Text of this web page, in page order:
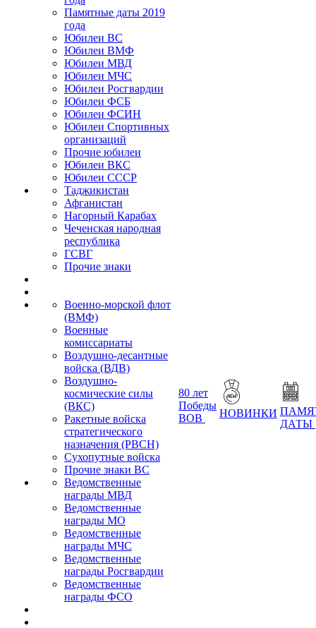
Памятные даты 2019
года
Юбилеи ВС
Юбилеи ВМФ
Юбилеи МВД
Юбилеи МЧС
Юбилеи Росгвардии
Юбилеи ФСБ
Юбилеи ФСИН
Юбилеи Спортивных
организаций
Прочие юбилеи
Юбилеи ВКС
Юбилеи СССР
Таджикистан
Афганистан
Нагорный Карабах
Чеченская народная
республика
ГСВГ
Прочие знаки
Военно-морской флот
(ВМФ)
Военные
комиссариаты
Воздушно-десантные
войска (ВДВ)
Воздушно-
космические силы
(ВКС)
Ракетные войска
стратегического
назначения (РВСН)
Сухопутные войска
Прочие знаки ВС
Ведомственные
награды МВД
Ведомственные
награды МО
Ведомственные
награды МЧС
Ведомственные
награды Росгвардии
Ведомственные
награды ФСО
80 лет
Победы
ВОВ
НОВИНКИ
ДАТЫ